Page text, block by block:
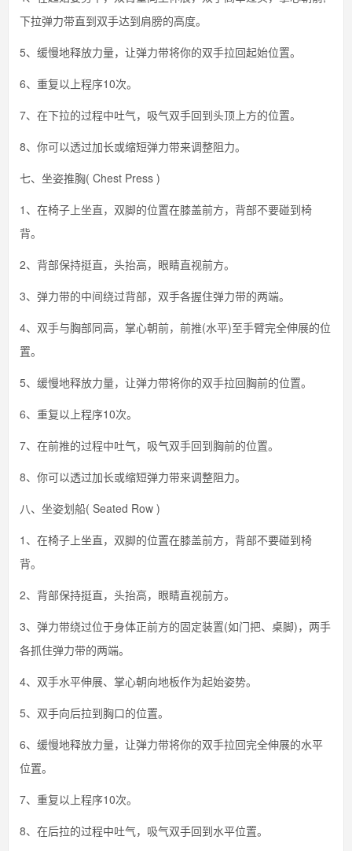
下拉弹力带直到双手达到肩膀的高度。
5、缓慢地释放力量，让弹力带将你的双手拉回起始位置。
6、重复以上程序10次。
7、在下拉的过程中吐气，吸气双手回到头顶上方的位置。
8、你可以透过加长或缩短弹力带来调整阻力。
七、坐姿推胸( Chest Press )
1、在椅子上坐直，双脚的位置在膝盖前方，背部不要碰到椅
背。
2、背部保持挺直，头抬高，眼睛直视前方。
3、弹力带的中间绕过背部，双手各握住弹力带的两端。
4、双手与胸部同高，掌心朝前，前推(水平)至手臂完全伸展的位
置。
5、缓慢地释放力量，让弹力带将你的双手拉回胸前的位置。
6、重复以上程序10次。
7、在前推的过程中吐气，吸气双手回到胸前的位置。
8、你可以透过加长或缩短弹力带来调整阻力。
八、坐姿划船( Seated Row )
1、在椅子上坐直，双脚的位置在膝盖前方，背部不要碰到椅
背。
2、背部保持挺直，头抬高，眼睛直视前方。
3、弹力带绕过位于身体正前方的固定装置(如门把、桌脚)，两手
各抓住弹力带的两端。
4、双手水平伸展、掌心朝向地板作为起始姿势。
5、双手向后拉到胸口的位置。
6、缓慢地释放力量，让弹力带将你的双手拉回完全伸展的水平
位置。
7、重复以上程序10次。
8、在后拉的过程中吐气，吸气双手回到水平位置。